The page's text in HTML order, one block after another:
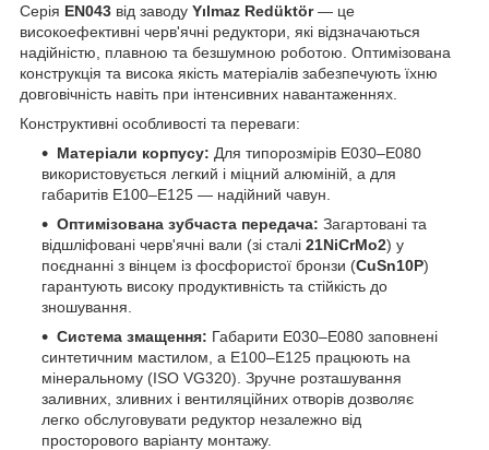
Серія EN043 від заводу Yılmaz Redüktör— це
високоефективні черв'ячні редуктори, які відзначаються
надійністю, плавною та безшумною роботою. Оптимізована
конструкція та висока якість матеріалів забезпечують їхню
довговічність навіть при інтенсивних навантаженнях.
Конструктивні особливості та переваги:
Матеріали корпусу: Для типорозмірів E030–E080
використовується легкий і міцний алюміній, а для
габаритів E100–E125 — надійний чавун.
Оптимізована зубчаста передача: Загартовані та
відшліфовані черв'ячні вали (зі сталі 21NiCrMo2) у
поєднанні з вінцем із фосфористої бронзи (CuSn10P)
гарантують високу продуктивність та стійкість до
зношування.
Система змащення: Габарити E030–E080 заповнені
синтетичним мастилом, а E100–E125 працюють на
мінеральному (ISO VG320). Зручне розташування
заливних, зливних і вентиляційних отворів дозволяє
легко обслуговувати редуктор незалежно від
просторового варіанту монтажу.